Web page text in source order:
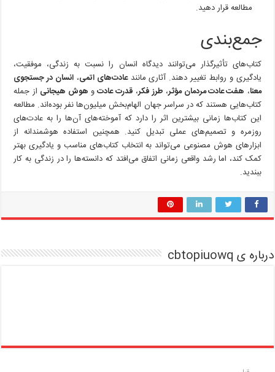
مطالعه قرار دهید.
جمع‌بندی
کتاب‌های تأثیرگذار می‌توانند دیدگاه انسان را نسبت به زندگی، موفقیت،
یادگیری و روابط تغییر دهند. آثاری مانندعادت‌های اتمی،انسان در جستجوی
معنا، هفت عادت مردمان مؤثر، طرز فکر، قدرت عادتو هوش هیجانی از جمله
کتاب‌هایی هستند که در سراسر جهان الهام‌بخش میلیون‌ها نفر بوده‌اند. مطالعه
این کتاب‌ها زمانی بیشترین اثر را دارد که آموخته‌های آن‌ها را به عادت‌های
روزمره و تصمیم‌های عملی تبدیل کنید. همچنین استفاده هوشمندانه از
ابزارهای هوش مصنوعی می‌تواند به انتخاب کتاب‌های مناسب و یادگیری بهتر
کمک کند، اما رشد واقعی زمانی اتفاق می‌افتد که دانسته‌ها را در زندگی به کار
ببندید.
درباره ی cbtopiuowq